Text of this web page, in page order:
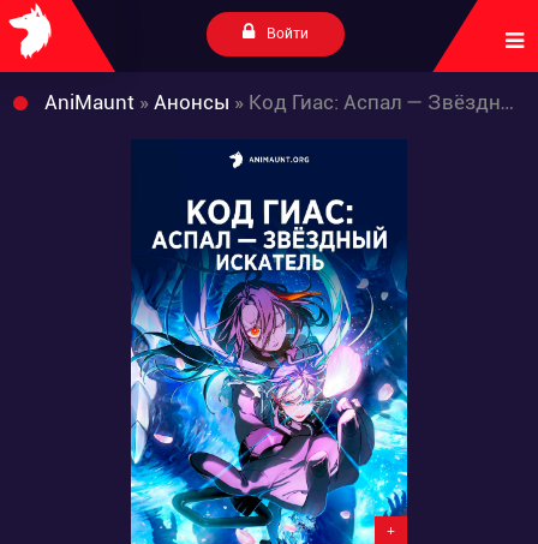
Войти
AniMaunt » Анонсы » Код Гиас: Аспал — Звёздный искатель
+